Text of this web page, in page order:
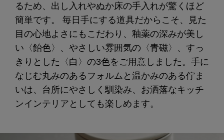
るため、出し入れやぬか床の手入れが驚くほど
簡単です。 毎日手にする道具だからこそ、見た
目の心地よさにもこだわり、釉薬の深みが美し
い〈飴色〉、やさしい雰囲気の〈青磁〉、すっ
きりとした〈白〉の3色をご用意しました。手に
なじむ丸みのあるフォルムと温かみのある佇ま
いは、台所にやさしく馴染み、お洒落なキッチ
ンインテリアとしても楽しめます。